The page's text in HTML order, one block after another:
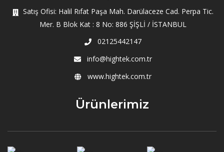
Satış Ofisi: Halil Rıfat Paşa Mah. Darülaceze Cad. Perpa Tic.
Mer. B Blok Kat : 8 No: 886 ŞİŞLİ / İSTANBUL
02125442147
info@hightek.com.tr
www.hightek.com.tr
Ürünlerimiz